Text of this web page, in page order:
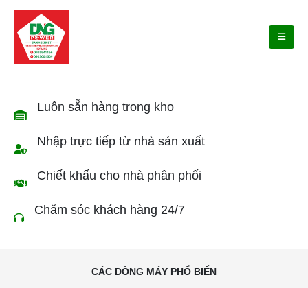
Luôn sẵn hàng trong kho
Nhập trực tiếp từ nhà sản xuất
Chiết khấu cho nhà phân phối
Chăm sóc khách hàng 24/7
CÁC DÒNG MÁY PHỔ BIẾN